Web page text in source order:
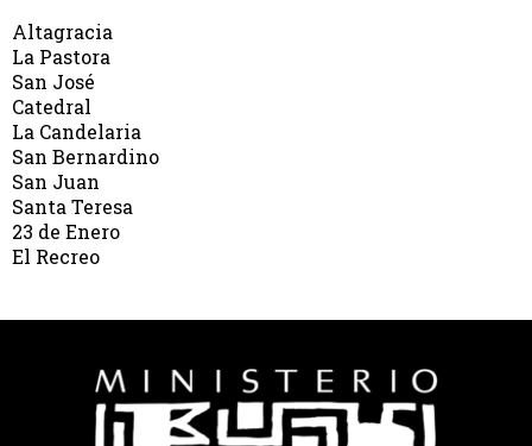
Altagracia
La Pastora
San José
Catedral
La Candelaria
San Bernardino
San Juan
Santa Teresa
23 de Enero
El Recreo